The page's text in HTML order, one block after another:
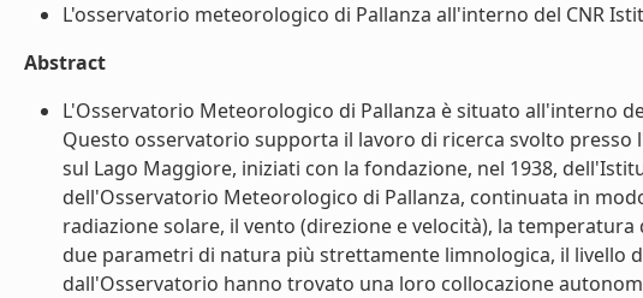
L'osservatorio meteorologico di Pallanza all'interno del CNR
Abstract
L'Osservatorio Meteorologico di Pallanza è situato all'interno
Questo osservatorio supporta il lavoro di ricerca svolto
sul Lago Maggiore, iniziati con la fondazione, nel 1938,
dell'Osservatorio Meteorologico di Pallanza, continuata in
radiazione solare, il vento (direzione e velocità), la
due parametri di natura più strettamente limnologica, il livello
dall'Osservatorio hanno trovato una loro collocazione